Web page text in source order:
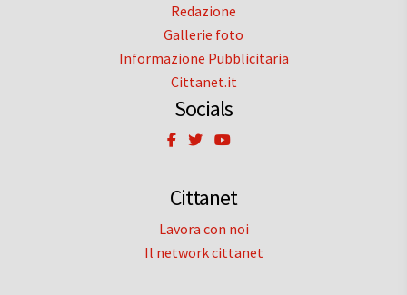
Redazione
Gallerie foto
Informazione Pubblicitaria
Cittanet.it
Socials
Cittanet
Lavora con noi
Il network cittanet